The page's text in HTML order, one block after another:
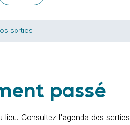
sorties
passé
lieu. Consultez l'agenda des sorties